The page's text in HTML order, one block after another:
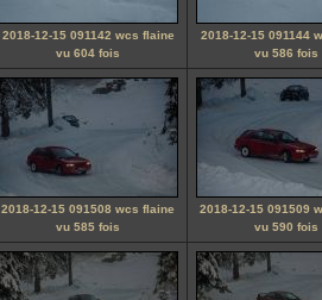
2018-12-15 091142 wcs flaine
vu 604 fois
2018-12-15 091144
vu 586 fois
2018-12-15 091508 wcs flaine
vu 585 fois
2018-12-15 091509
vu 590 fois